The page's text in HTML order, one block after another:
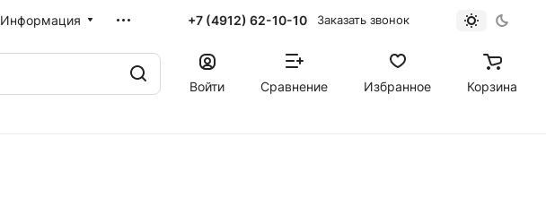
Информация +7 (4912) 62-10-10 Заказать звонок
Войти Сравнение Избранное Корзина